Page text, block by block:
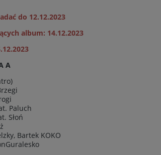
do 12.12.2023
album: 14.12.2023
A
Paluch
Słoń
Bartek KOKO